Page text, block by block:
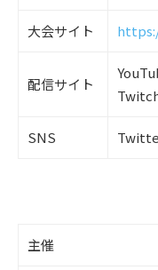
大会サイト
配信サイト
SNS
主催